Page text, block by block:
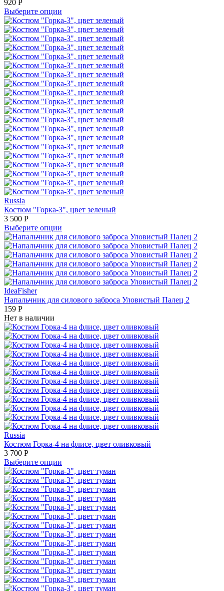
920 Р
Выберите опции
Russia
Костюм "Горка-3", цвет зеленый
3 500 Р
Выберите опции
IdeaFisher
Напальчник для силового заброса Уловистый Палец 2
159 Р
Нет в наличии
Russia
Костюм Горка-4 на флисе, цвет оливковый
3 700 Р
Выберите опции